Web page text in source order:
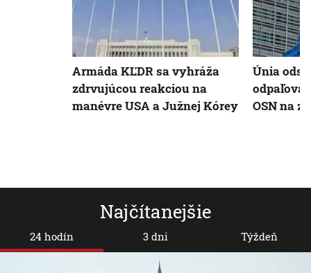
Najčítanejšie
24 hodín 3 dni Týždeň
Armáda KĽDR sa vyhráža
zdrvujúcou reakciou na
manévre USA a Južnej Kórey
Únia
OSN na